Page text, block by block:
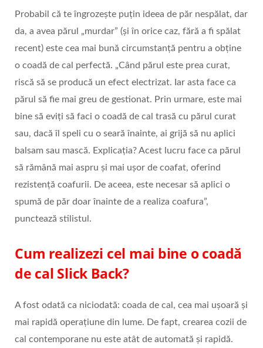
Probabil că te îngrozește puțin ideea de păr nespălat, dar
da, a avea părul „murdar” (și în orice caz, fără a fi spălat
recent) este cea mai bună circumstanță pentru a obține
o coadă de cal perfectă. „Când părul este prea curat,
riscă să se producă un efect electrizat. Iar asta face ca
părul să fie mai greu de gestionat. Prin urmare, este mai
bine să eviți să faci o coadă de cal trasă cu părul curat
sau, dacă îl speli cu o seară înainte, ai grijă să nu aplici
balsam sau mască. Explicația? Acest lucru face ca părul
să rămână mai aspru și mai ușor de coafat, oferind
rezistență coafurii. De aceea, este necesar să aplici o
spumă de păr doar înainte de a realiza coafura”,
punctează stilistul.
Cum realizezi cel mai bine o coadă
de cal Slick Back?
A fost odată ca niciodată: coada de cal, cea mai ușoară și
mai rapidă operațiune din lume. De fapt, crearea cozii de
cal contemporane nu este atât de automată și rapidă.